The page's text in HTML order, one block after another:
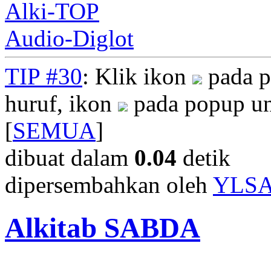
Alki-TOP
Audio-Diglot
TIP #30: Klik ikon
pada
huruf, ikon
pada popup
[SEMUA]
dibuat dalam 0.04 detik
dipersembahkan oleh
Alkitab SABDA